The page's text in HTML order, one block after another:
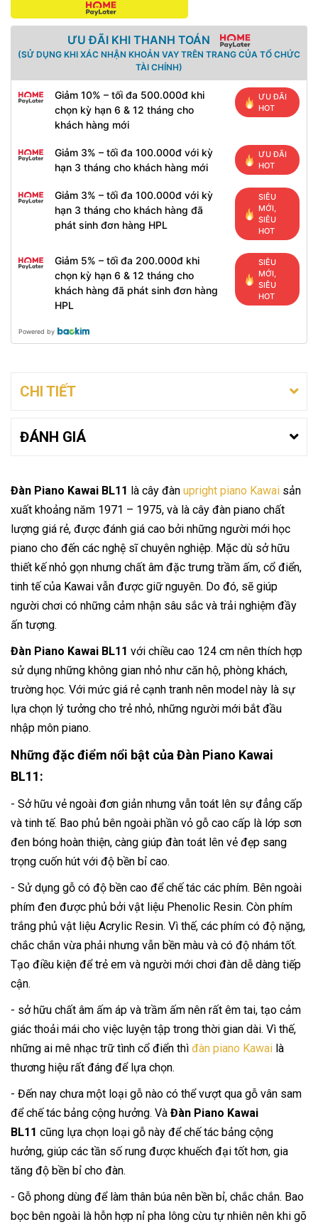
ƯU ĐÃI KHI THANH TOÁN
(SỬ DỤNG KHI XÁC NHẬN KHOẢN VAY TRÊN TRANG CỦA TỔ CHỨC
TÀI CHÍNH)
Giảm 10% – tối đa 500.000đ khi
chọn kỳ hạn 6 & 12 tháng cho
khách hàng mới
ƯU ĐÃI
HOT
Giảm 3% – tối đa 100.000đ với kỳ
hạn 3 tháng cho khách hàng mới
ƯU ĐÃI
HOT
Giảm 3% – tối đa 100.000đ với kỳ
hạn 3 tháng cho khách hàng đã
phát sinh đơn hàng HPL
SIÊU
MỚI,
SIÊU
HOT
Giảm 5% – tối đa 200.000đ khi
chọn kỳ hạn 6 & 12 tháng cho
khách hàng đã phát sinh đơn hàng
HPL
SIÊU
MỚI,
SIÊU
HOT
Powered by
CHI TIẾT
ĐÁNH GIÁ
Đàn Piano Kawai BL11 là cây đàn upright piano Kawai sản
xuất khoảng năm 1971 – 1975, và là cây đàn piano chất
lượng giá rẻ, được đánh giá cao bởi những người mới học
piano cho đến các nghệ sĩ chuyên nghiệp. Mặc dù sở hữu
thiết kế nhỏ gọn nhưng chất âm đặc trưng trầm ấm, cổ điển,
tinh tế của Kawai vẫn được giữ nguyên. Do đó, sẽ giúp
người chơi có những cảm nhận sâu sắc và trải nghiệm đầy
ấn tượng.
Đàn Piano Kawai BL11 với chiều cao 124 cm nên thích hợp
sử dụng những không gian nhỏ như căn hộ, phòng khách,
trường học. Với mức giá rẻ cạnh tranh nên model này là sự
lựa chọn lý tưởng cho trẻ nhỏ, những người mới bắt đầu
nhập môn piano.
Những đặc điểm nổi bật của Đàn Piano Kawai
BL11:
- Sở hữu vẻ ngoài đơn giản nhưng vẫn toát lên sự đẳng cấp
và tinh tế. Bao phủ bên ngoài phần vỏ gỗ cao cấp là lớp sơn
đen bóng hoàn thiện, càng giúp đàn toát lên vẻ đẹp sang
trọng cuốn hút với độ bền bỉ cao.
- Sử dụng gỗ có độ bền cao để chế tác các phím. Bên ngoài
phím đen được phủ bởi vật liệu Phenolic Resin. Còn phím
trắng phủ vật liệu Acrylic Resin. Vì thế, các phím có độ nặng,
chắc chắn vừa phải nhưng vẫn bền màu và có độ nhám tốt.
Tạo điều kiện để trẻ em và người mới chơi đàn dễ dàng tiếp
cận.
- sở hữu chất âm ấm áp và trầm ấm nên rất êm tai, tạo cảm
giác thoải mái cho việc luyện tập trong thời gian dài. Vì thế,
những ai mê nhạc trữ tình cổ điển thì đàn piano Kawai là
thương hiệu rất đáng để lựa chọn.
- Đến nay chưa một loại gỗ nào có thể vượt qua gỗ vân sam
để chế tác bảng cộng hưởng. Và Đàn Piano Kawai
BL11 cũng lựa chọn loại gỗ này để chế tác bảng cộng
hưởng, giúp các tần số rung được khuếch đại tốt hơn, gia
tăng độ bền bỉ cho đàn.
- Gỗ phong dùng để làm thân búa nên bền bỉ, chắc chắn. Bao
bọc bên ngoài là hỗn hợp nỉ pha lông cừu tự nhiên nên khi gõ